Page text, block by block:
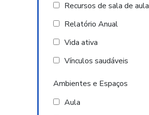
Recursos de sala de aula
Relatório Anual
Vida ativa
Vínculos saudáveis
Ambientes e Espaços
Aula